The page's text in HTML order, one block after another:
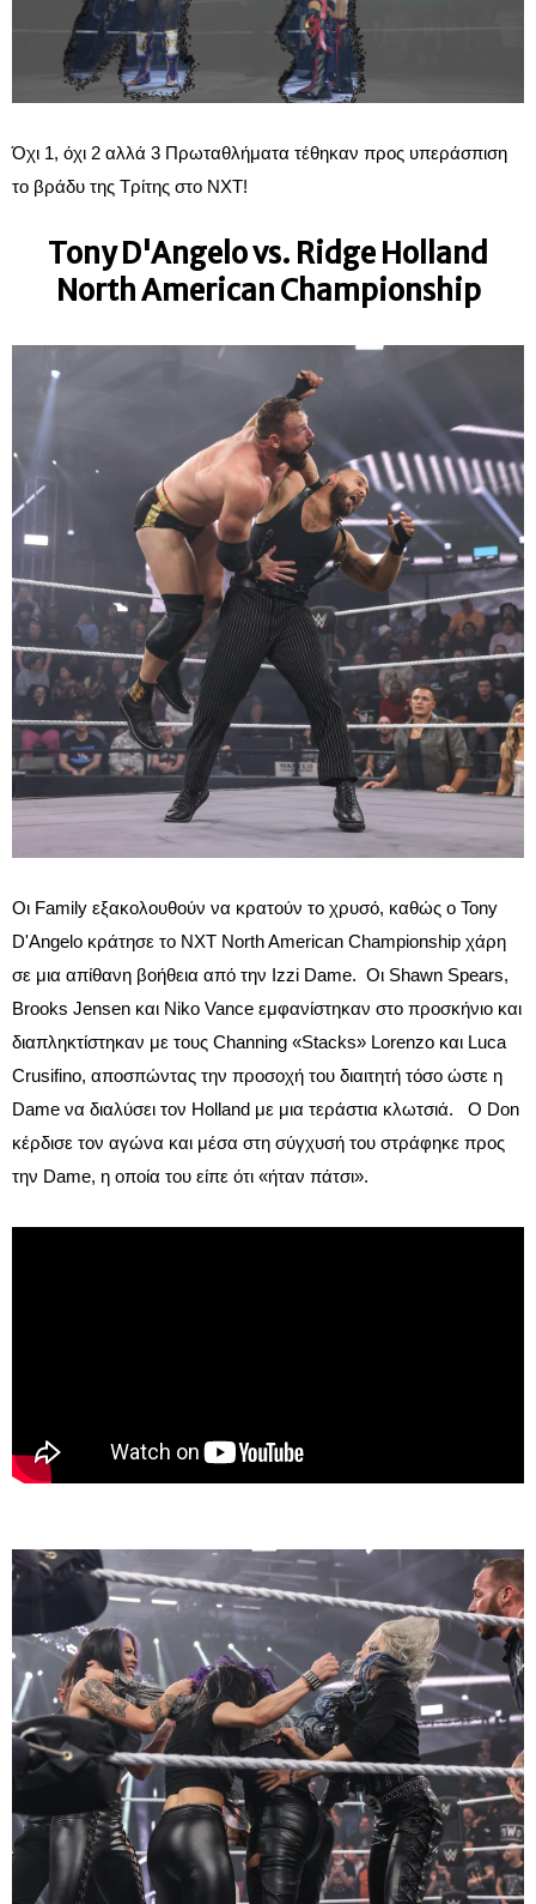
Όχι 1, όχι 2 αλλά 3 Πρωταθλήματα τέθηκαν προς υπεράσπιση
το βράδυ της Τρίτης στο NXT!
Tony D'Angelo vs. Ridge Holland
North American Championship
Οι Family εξακολουθούν να κρατούν το χρυσό, καθώς ο Tony
D'Angelo κράτησε το NXT North American Championship χάρη
σε μια απίθανη βοήθεια από την Izzi Dame. Οι Shawn Spears,
Brooks Jensen και Niko Vance εμφανίστηκαν στο προσκήνιο και
διαπληκτίστηκαν με τους Channing «Stacks» Lorenzo και Luca
Crusifino, αποσπώντας την προσοχή του διαιτητή τόσο ώστε η
Dame να διαλύσει τον Holland με μια τεράστια κλωτσιά. Ο Don
κέρδισε τον αγώνα και μέσα στη σύγχυσή του στράφηκε προς
την Dame, η οποία του είπε ότι «ήταν πάτσι».